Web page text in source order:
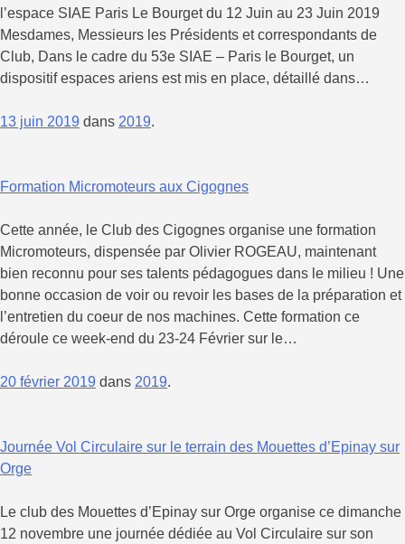
l’espace SIAE Paris Le Bourget du 12 Juin au 23 Juin 2019
Mesdames, Messieurs les Présidents et correspondants de
Club, Dans le cadre du 53e SIAE – Paris le Bourget, un
dispositif espaces ariens est mis en place, détaillé dans…
13 juin 2019 dans 2019.
Formation Micromoteurs aux Cigognes
Cette année, le Club des Cigognes organise une formation
Micromoteurs, dispensée par Olivier ROGEAU, maintenant
bien reconnu pour ses talents pédagogues dans le milieu ! Une
bonne occasion de voir ou revoir les bases de la préparation et
l’entretien du coeur de nos machines. Cette formation ce
déroule ce week-end du 23-24 Février sur le…
20 février 2019 dans 2019.
Journée Vol Circulaire sur le terrain des Mouettes d’Epinay sur
Orge
Le club des Mouettes d’Epinay sur Orge organise ce dimanche
12 novembre une journée dédiée au Vol Circulaire sur son